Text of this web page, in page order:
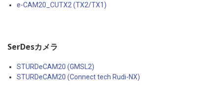
e-CAM20_CUTX2 (TX2/TX1)
SerDesカメラ
STURDeCAM20 (GMSL2)
STURDeCAM20 (Connect tech Rudi-NX)